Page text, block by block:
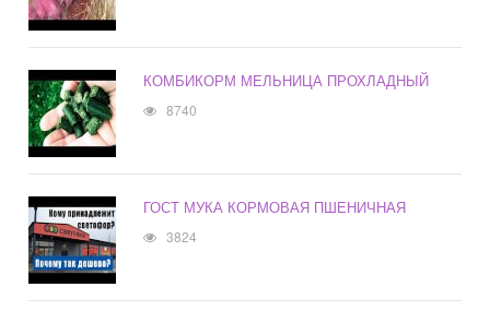
КОМБИКОРМ МЕЛЬНИЦА ПРОХЛАДНЫЙ
8740
ГОСТ МУКА КОРМОВАЯ ПШЕНИЧНАЯ
3824